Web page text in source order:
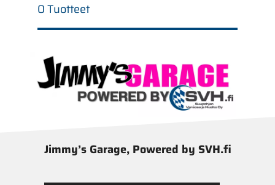
0 Tuotteet
Jimmy’s Garage, Powered by SVH.fi